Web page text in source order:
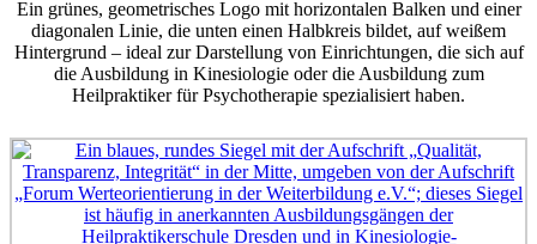
Ein grünes, geometrisches Logo mit horizontalen Balken und einer
diagonalen Linie, die unten einen Halbkreis bildet, auf weißem
Hintergrund – ideal zur Darstellung von Einrichtungen, die sich auf
die Ausbildung in Kinesiologie oder die Ausbildung zum
Heilpraktiker für Psychotherapie spezialisiert haben.